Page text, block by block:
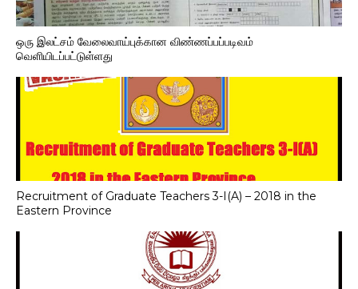
ஒரு இலட்சம் வேலைவாய்புக்கான விண்ணப்பப்படிவம்
வெளியிடப்பட்டுள்ளது
Recruitment of Graduate Teachers 3-I(A) – 2018 in the
Eastern Province